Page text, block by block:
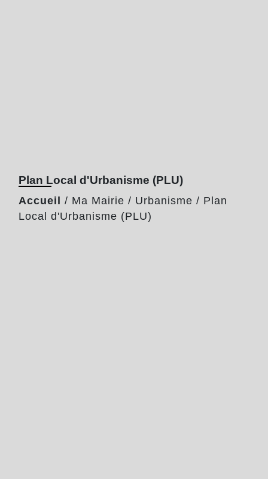
Plan Local d'Urbanisme (PLU)
Accueil / Ma Mairie / Urbanisme / Plan
Local d'Urbanisme (PLU)